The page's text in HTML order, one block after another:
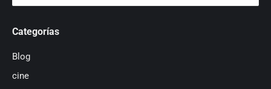
Categorías
Blog
cine